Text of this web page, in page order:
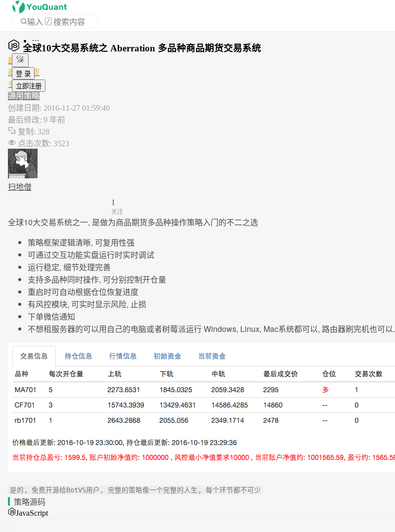
输入 / 搜索内容
APP
登 录
立即注册
全球10大交易系统之 Aberration 多品种商品期货交易系统
趋势
商品期货
多品种
通用策略
创建日期: 2016-11-27 01:59:40
最后修改: 9 年前
复制 : 328
点击次数: 3523
扫地僧
1
关注
全球10大交易系统之一, 是做为商品期货多品种操作策略入门的不二之选
策略框架逻辑清晰, 可复用性强
可通过交互功能实盘运行时实时调试
运行稳定, 细节处理完善
支持多品种同时操作, 可分别控制开仓量
重启时可自动根据仓位恢复进度
有风控模块, 可实时显示风险, 止损
下单微信通知
不想租服务器的可以用自己的电脑或者树莓派运行 Windows, Linux, Mac系统都可以, 路由器刷完机也可以.
是的, 免费开源给BotVS用户, 完整的策略像一个完整的人生, 每个环节都不可少
策略源码
JavaScript